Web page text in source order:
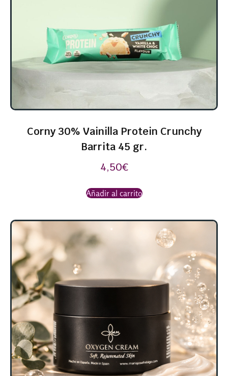
Corny 30% Vainilla Protein Crunchy
Barrita 45 gr.
4,50€
Añadir al carrito